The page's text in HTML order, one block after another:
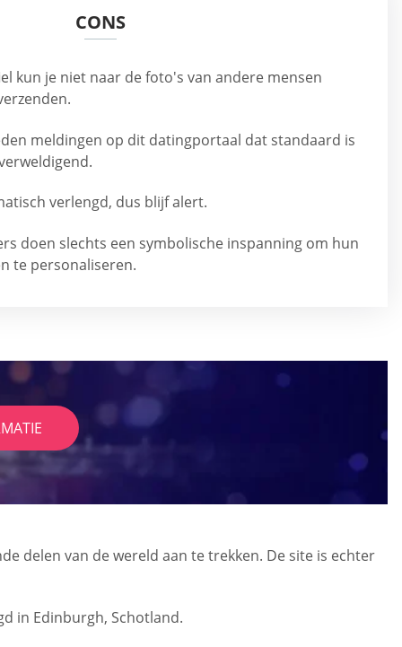
CONS
kun je niet naar de foto's van andere mensen
meldingen op dit datingportaal dat standaard is
verlengd, dus blijf alert.
doen slechts een symbolische inspanning om hun
te personaliseren.
delen van de wereld aan te trekken. De site is echter
in Edinburgh, Schotland.